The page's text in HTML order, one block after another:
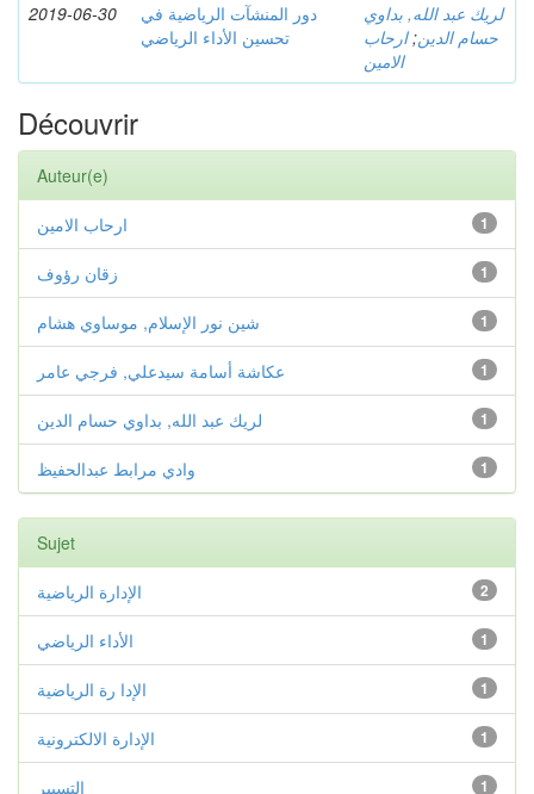
2019-06-30
دور المنشآت الرياضية في
تحسين الأداء الرياضي
لريك عبد الله, بداوي
حسام الدين;ارحاب
الامين
Découvrir
Auteur(e)
1 ارحاب الامين
1 زقان رؤوف
1 شين نور الإسلام, موساوي هشام
1 عكاشة أسامة سيدعلي, فرجي عامر
1 لريك عبد الله, بداوي حسام الدين
1 وادي مرابط عبدالحفيظ
Sujet
2 الإدارة الرياضية
1 الأداء الرياضي
1 الإدا رة الرياضية
1 الإدارة الالكترونية
1 التسيير